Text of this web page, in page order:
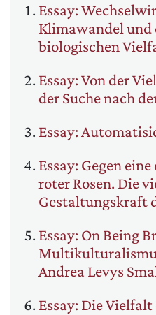
Essay:
Klimawandel und
biologischen
Essay: Von der
der Suche nach
Essay:
Essay: Gegen
roter Rosen. Die
Gestaltungskraft
Essay: On Being
Andrea Levys
Essay: Die